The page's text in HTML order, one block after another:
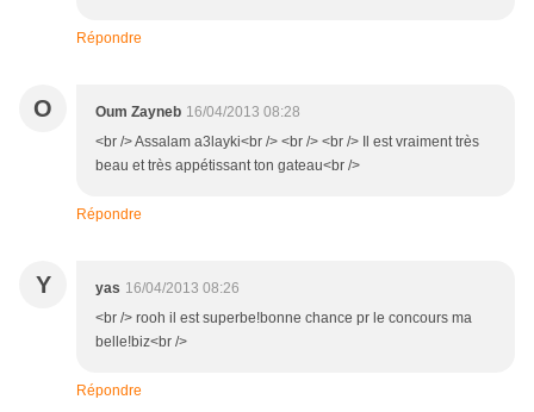
Répondre
O Oum Zayneb 16/04/2013 08:28
<br /> Assalam a3layki<br /> <br /> <br /> Il est vraiment très
beau et très appétissant ton gateau<br />
Répondre
Y yas 16/04/2013 08:26
<br /> rooh il est superbe!bonne chance pr le concours ma
belle!biz<br />
Répondre